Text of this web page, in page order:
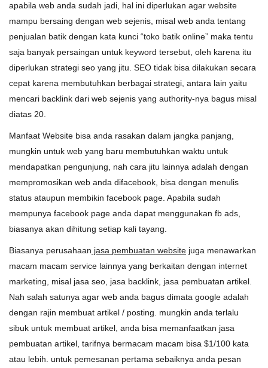
apabila web anda sudah jadi, hal ini diperlukan agar website
mampu bersaing dengan web sejenis, misal web anda tentang
penjualan batik dengan kata kunci “toko batik online” maka tentu
saja banyak persaingan untuk keyword tersebut, oleh karena itu
diperlukan strategi seo yang jitu. SEO tidak bisa dilakukan secara
cepat karena membutuhkan berbagai strategi, antara lain yaitu
mencari backlink dari web sejenis yang authority-nya bagus misal
diatas 20.
Manfaat Website bisa anda rasakan dalam jangka panjang,
mungkin untuk web yang baru membutuhkan waktu untuk
mendapatkan pengunjung, nah cara jitu lainnya adalah dengan
mempromosikan web anda difacebook, bisa dengan menulis
status ataupun membikin facebook page. Apabila sudah
mempunya facebook page anda dapat menggunakan fb ads,
biasanya akan dihitung setiap kali tayang.
Biasanya perusahaan jasa pembuatan website juga menawarkan
macam macam service lainnya yang berkaitan dengan internet
marketing, misal jasa seo, jasa backlink, jasa pembuatan artikel.
Nah salah satunya agar web anda bagus dimata google adalah
dengan rajin membuat artikel / posting. mungkin anda terlalu
sibuk untuk membuat artikel, anda bisa memanfaatkan jasa
pembuatan artikel, tarifnya bermacam macam bisa $1/100 kata
atau lebih. untuk pemesanan pertama sebaiknya anda pesan